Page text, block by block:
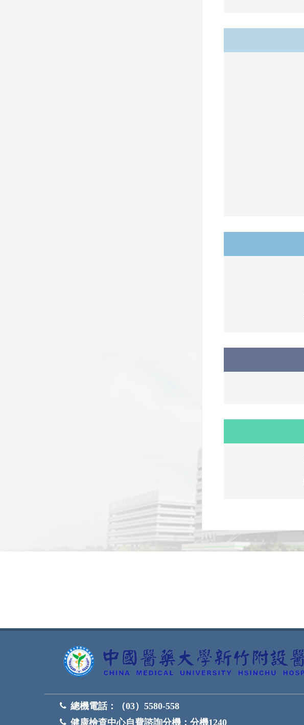
總機電話：
（03）5580-558
健康檢查中心自費諮詢分機： 分機1240